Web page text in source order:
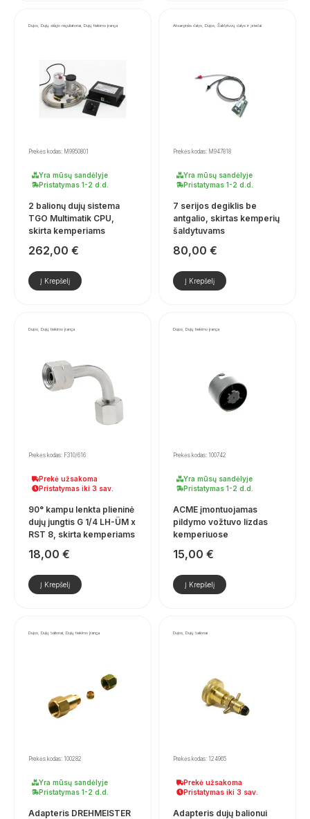
Dujos, Dujų slėgio reguliatoriai, Dujų tiekimo įranga
Prekės kodas: M9950801
Yra mūsų sandėlyje
Pristatymas 1-2 d.d.
2 balionų dujų sistema
TGO Multimatik CPU,
skirta kemperiams
262,00 €
Į Krepšelį
Atsarginės dalys, Dujos, Šaldytuvų dalys ir priedai
Prekės kodas: M947818
Yra mūsų sandėlyje
Pristatymas 1-2 d.d.
7 serijos degiklis be
antgalio, skirtas kemperių
šaldytuvams
80,00 €
Į Krepšelį
Dujos, Dujų tiekimo įranga
Prekės kodas: F310/616
Prekė užsakoma
Pristatymas iki 3 sav.
90° kampu lenkta plieninė
dujų jungtis G 1/4 LH-ÜM x
RST 8, skirta kemperiams
18,00 €
Į Krepšelį
Dujos, Dujų tiekimo įranga
Prekės kodas: 100742
Yra mūsų sandėlyje
Pristatymas 1-2 d.d.
ACME įmontuojamas
pildymo vožtuvo lizdas
kemperiuose
15,00 €
Į Krepšelį
Dujos, Dujų balionai, Dujų tiekimo įranga
Prekės kodas: 100282
Yra mūsų sandėlyje
Pristatymas 1-2 d.d.
Adapteris DREHMEISTER
Dujos, Dujų balionai
Prekės kodas: 124965
Prekė užsakoma
Pristatymas iki 3 sav.
Adapteris dujų balionui